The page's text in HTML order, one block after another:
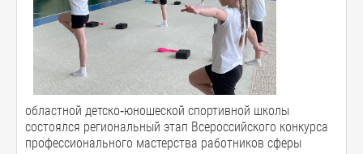
областной детско‑юношеской спортивной школы
состоялся региональный этап Всероссийского конкурса
профессионального мастерства работников сферы